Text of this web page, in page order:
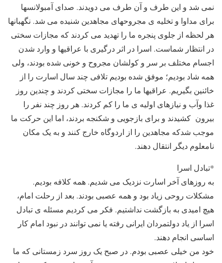
نمی شد و این طرف و آن طرف می دویدند. صدای آمبولانسها
برای مداوا و تخلیه ی مجروحهای مجاهدین شنیده می شد. نگهبانها
هر لحظه از جلوی پنجره ما را تهدید می کردند که مجازات سختی
در انتظار شماست. اسرا در اثر درگیری با عراقیها و وارد شدن
اجسام مختلف بر سر و کولشان مجروح و خونی شده بودند، ولی
همه شاد بودیم؛ موفق شده بودیم تلافی چند سال اسارت را از
خائنین بگیریم. عراقیها ما را مجازات سختی کردند و چندین روز
غذا وآب و نیازهای اولیه ی ما را کم کردند. هر روز چند نفر را
بیرون کشیدند و برای بازجویی و شکنجه بردند، اما این حرکت ما
موجب شدکه مجاهدین را از اردوگاه خارج کنند و به یک مکان
نامعلوم دیگر انتقال دهند.
*تبادل اسرا
به روزهای آخر اسارت نزدیک می شدیم. همه کلافه بودیم.
مشکلات روحی زیاد بود و همه عصبی بودند. بعد از رحلت امام،
هیچ امیدی به بازگشت نداشتیم. فکر می کردیم مسئله ی تبادل
اسرا از یاد دولتمردان ایرانی رفته یا نمی توانند در نبود امام کار
اساسی انجام دهند.
خود من خیلی عصبی بودم. در صبح یک روز سرد زمستانی که ما